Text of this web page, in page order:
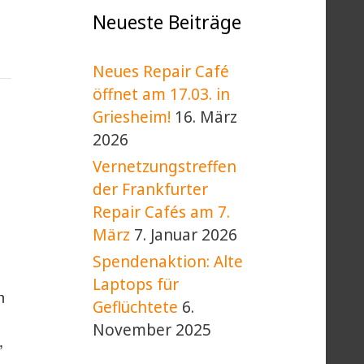
Neueste Beiträge
Neues Repair Café
öffnet am 17.03. in
Griesheim! 16. März
2026
Vernetzungstreffen
der Frankfurter
Repair Cafés am 7.
März 7. Januar 2026
Spendenaktion: Alte
Laptops für
Geflüchtete 6.
November 2025